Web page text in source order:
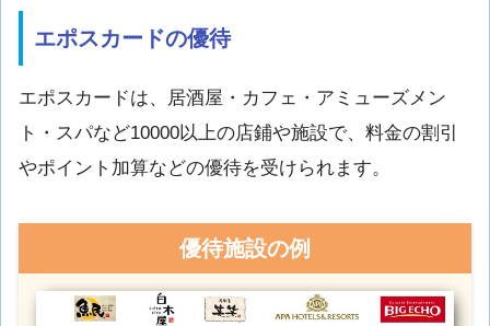
エポスカードの優待
エポスカードは、居酒屋・カフェ・アミューズメン
ト・スパなど10000以上の店鋪や施設で、料金の割引
やポイント加算などの優待を受けられます。
優待施設の例